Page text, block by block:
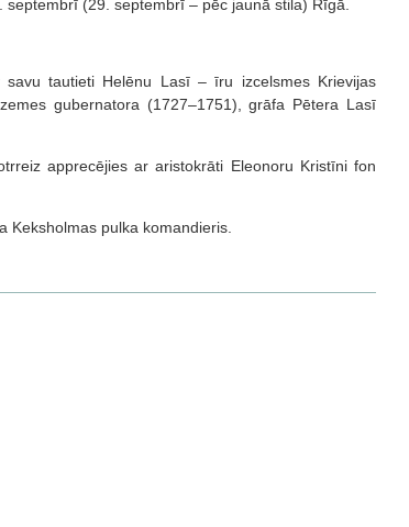
(29. septembrī – pēc jaunā stila) Rīgā.
tautieti Helēnu Lasī – īru izcelsmes Krievijas
gubernatora (1727–1751), grāfa Pētera Lasī
apprecējies ar aristokrāti Eleonoru Kristīni fon
Keksholmas pulka komandieris.